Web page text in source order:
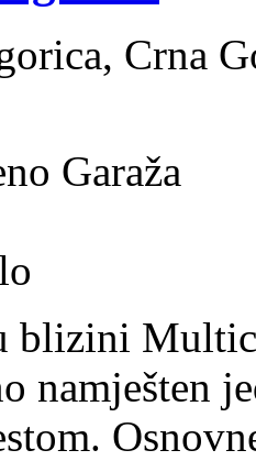
Crna
Garaža
blizini
namješten